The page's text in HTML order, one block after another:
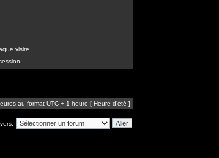
visite
au format UTC + 1 heure [ Heure d’été ]